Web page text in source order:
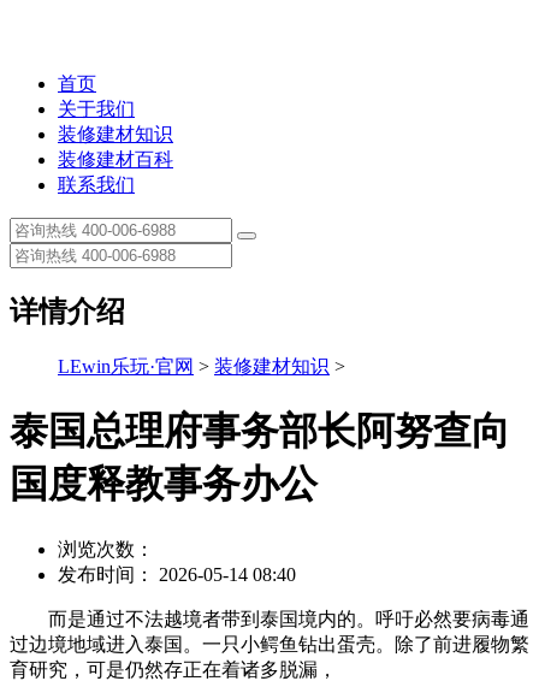
首页
关于我们
装修建材知识
装修建材百科
联系我们
详情介绍
LEwin乐玩·官网 > 装修建材知识 >
泰国总理府事务部长阿努查向
国度释教事务办公
浏览次数：
发布时间： 2026-05-14 08:40
而是通过不法越境者带到泰国境内的。呼吁必然要病毒通
过边境地域进入泰国。一只小鳄鱼钻出蛋壳。除了前进履物繁
育研究，可是仍然存正在着诸多脱漏，